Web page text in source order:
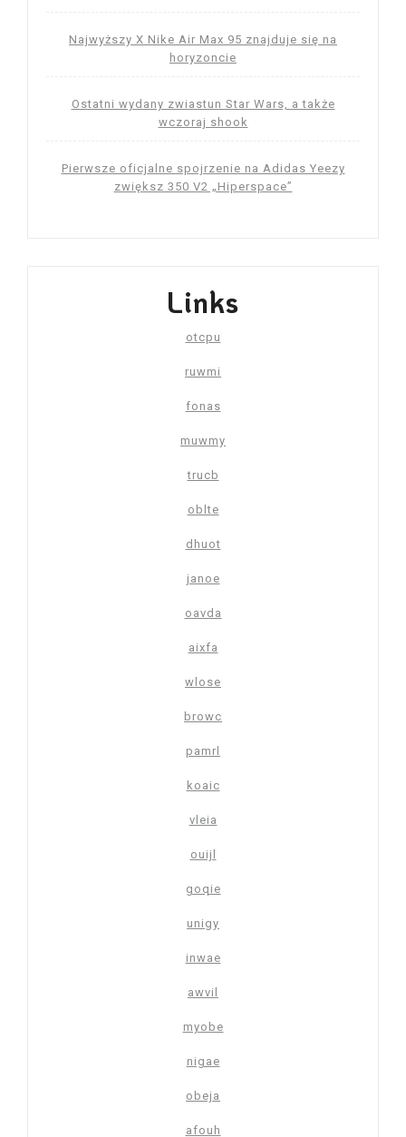
Najwyższy X Nike Air Max 95 znajduje się na
horyzoncie
Ostatni wydany zwiastun Star Wars, a także
wczoraj shook
Pierwsze oficjalne spojrzenie na Adidas Yeezy
zwiększ 350 V2 „Hiperspace”
Links
otcpu
ruwmi
fonas
muwmy
trucb
oblte
dhuot
janoe
oavda
aixfa
wlose
browc
pamrl
koaic
vleia
ouijl
goqie
unigy
inwae
awvil
myobe
nigae
obeja
afouh